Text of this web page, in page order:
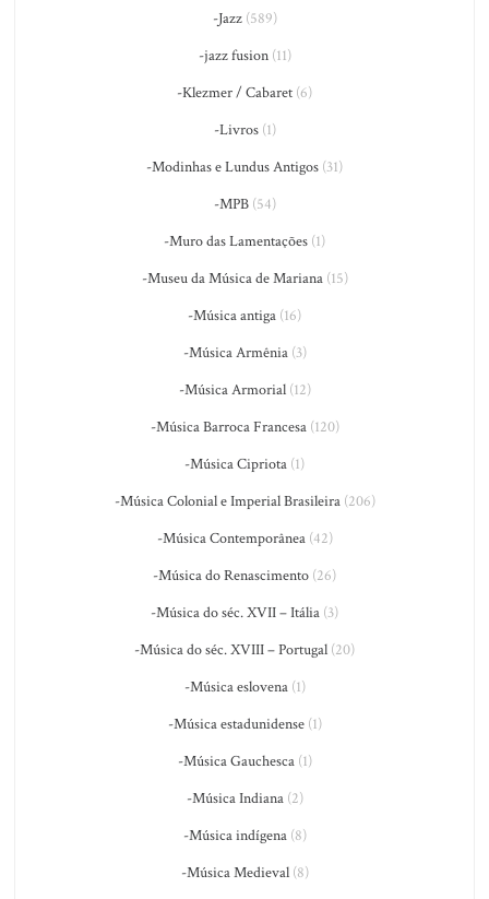
-Jazz(589)
-jazz fusion(11)
-Klezmer / Cabaret (6)
-Livros(1)
-Modinhas e Lundus Antigos (31)
-MPB(54)
-Muro das Lamentações (1)
-Museu da Música de Mariana(15)
-Música antiga (16)
-Música Armênia(3)
-Música Armorial(12)
-Música Barroca Francesa(120)
-Música Cipriota (1)
-Música Colonial e Imperial Brasileira(206)
-Música Contemporânea(42)
-Música do Renascimento (26)
-Música do séc. XVII – Itália (3)
-Música do séc. XVIII – Portugal (20)
-Música eslovena(1)
-Música estadunidense(1)
-Música Gauchesca(1)
-Música Indiana(2)
-Música indígena(8)
-Música Medieval(8)